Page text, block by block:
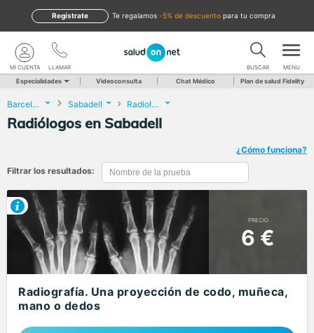
te regalamos -5% de descuento para tu compra
Regístrate
LLAMAR
MI CUENTA BUSCAR MENU
Especialidades Videoconsulta Chat Médico Plan de salud Fidelity
Barcelona Sabadell Radiología
Radiólogos en Sabadell
¿Cómo funciona?
Filtrar los resultados:
PRECIO
6 €
Radiografía. Una proyección de codo, muñeca,
mano o dedos